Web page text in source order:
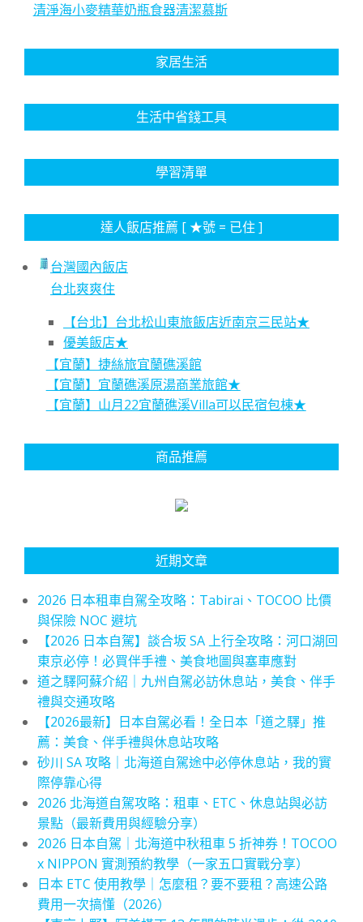
清淨海小麥精華奶瓶食器清潔慕斯
家居生活
生活中省錢工具
學習清單
達人飯店推薦 [ ★號 = 已住 ]
台灣國內飯店
台北爽爽住
【台北】台北松山東旅飯店近南京三民站★
優美飯店★
【宜蘭】捷絲旅宜蘭礁溪館
【宜蘭】宜蘭礁溪原湯商業旅館★
【宜蘭】山月22宜蘭礁溪Villa可以民宿包棟★
商品推薦
近期文章
2026 日本租車自駕全攻略：Tabirai、TOCOO 比價
與保險 NOC 避坑
【2026 日本自駕】談合坂 SA 上行全攻略：河口湖回
東京必停！必買伴手禮、美食地圖與塞車應對
道之驛阿蘇介紹｜九州自駕必訪休息站，美食、伴手
禮與交通攻略
【2026最新】日本自駕必看！全日本「道之驛」推
薦：美食、伴手禮與休息站攻略
砂川 SA 攻略｜北海道自駕途中必停休息站，我的實
際停靠心得
2026 北海道自駕攻略：租車、ETC、休息站與必訪
景點（最新費用與經驗分享）
2026 日本自駕｜北海道中秋租車 5 折神券！TOCOO
x NIPPON 實測預約教學（一家五口實戰分享）
日本 ETC 使用教學｜怎麼租？要不要租？高速公路
費用一次搞懂（2026）